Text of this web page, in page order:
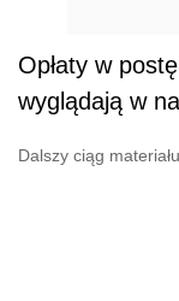
Opłaty w
wyglądają w
Dalszy ciąg